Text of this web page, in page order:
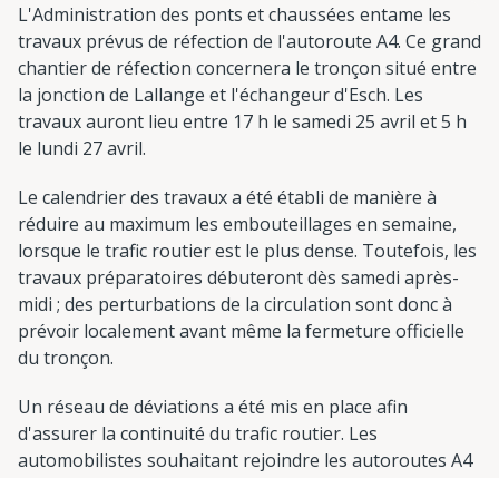
L'Administration des ponts et chaussées entame les
travaux prévus de réfection de l'autoroute A4. Ce grand
chantier de réfection concernera le tronçon situé entre
la jonction de Lallange et l'échangeur d'Esch. Les
travaux auront lieu entre 17 h le samedi 25 avril et 5 h
le lundi 27 avril.
Le calendrier des travaux a été établi de manière à
réduire au maximum les embouteillages en semaine,
lorsque le trafic routier est le plus dense. Toutefois, les
travaux préparatoires débuteront dès samedi après-
midi ; des perturbations de la circulation sont donc à
prévoir localement avant même la fermeture officielle
du tronçon.
Un réseau de déviations a été mis en place afin
d'assurer la continuité du trafic routier. Les
automobilistes souhaitant rejoindre les autoroutes A4